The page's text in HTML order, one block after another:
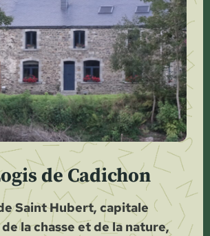
de Cadichon
Saint Hubert, capitale
la chasse et de la nature,